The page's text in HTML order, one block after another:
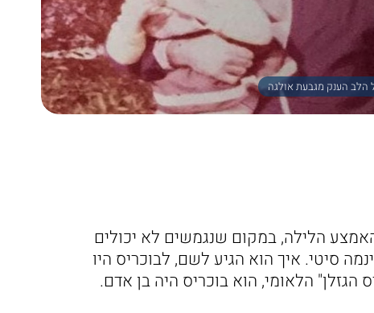
הלב הענק מגבעת אולגה
הלילה, במקום שנגמשים לא יכולים
סיטי. איך הוא הגיע לשם, לבוכריס היו
הלאומי, הוא בוכריס היה בן אדם.